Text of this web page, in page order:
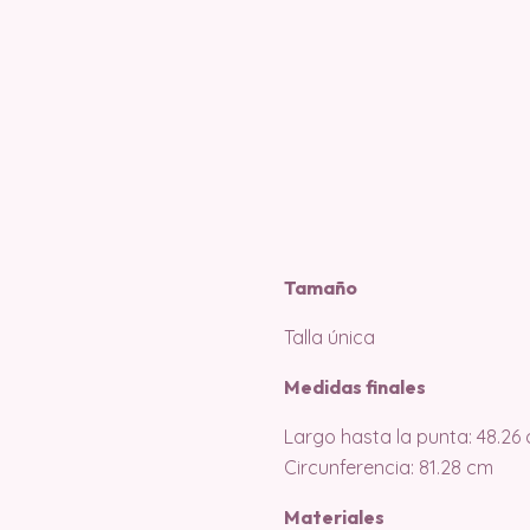
Tamaño
Talla única
Medidas finales
Largo hasta la punta: 48.26
Circunferencia: 81.28 cm
Materiales